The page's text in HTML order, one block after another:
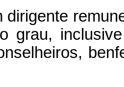
dirigente
grau,